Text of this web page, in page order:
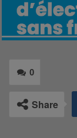
0
Share